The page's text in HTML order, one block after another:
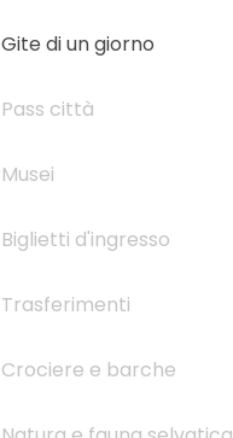
Gite di un giorno
Pass città
Musei
Biglietti d'ingresso
Trasferimenti
Crociere e barche